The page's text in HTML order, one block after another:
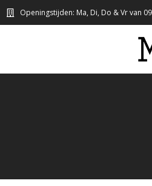
Openingstijden: Ma, Di, Do & Vr van